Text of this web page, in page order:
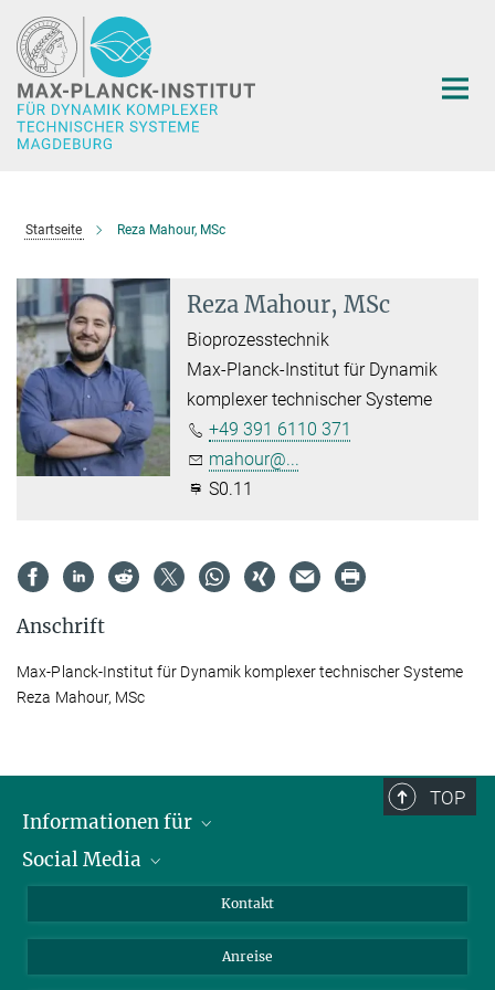
Hauptinhalt
Startseite Reza Mahour, MSc
Reza Mahour, MSc
Bioprozesstechnik
Max-Planck-Institut für Dynamik
komplexer technischer Systeme
+49 391 6110 371
mahour@...
S0.11
Anschrift
Max-Planck-Institut für Dynamik komplexer technischer Systeme
Reza Mahour, MSc
TOP
Informationen für
Wissenschaftlerinnen und Wissenschaftler
Bewerberinnen und Bewerber
Medienvertreter
Social Media
YouTube
Mastodon
Kontakt
Anreise